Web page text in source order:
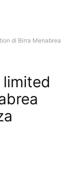
di Birra Menabrea